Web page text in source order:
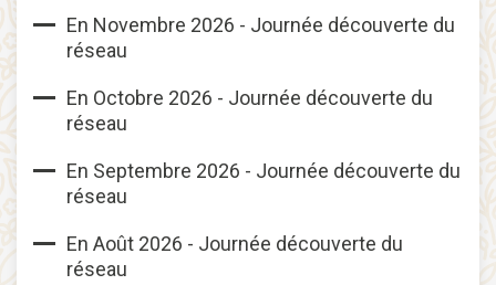
En Novembre 2026 - Journée découverte du
réseau
En Octobre 2026 - Journée découverte du
réseau
En Septembre 2026 - Journée découverte du
réseau
En Août 2026 - Journée découverte du
réseau